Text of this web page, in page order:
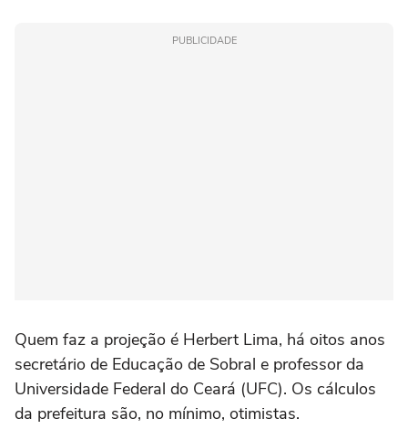
PUBLICIDADE
Quem faz a projeção é Herbert Lima, há oitos anos
secretário de Educação de Sobral e professor da
Universidade Federal do Ceará (UFC). Os cálculos
da prefeitura são, no mínimo, otimistas.